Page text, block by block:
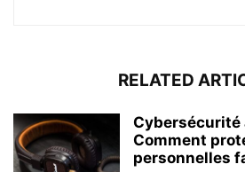
RELATED
Cybersécurité
Comment
personnelles